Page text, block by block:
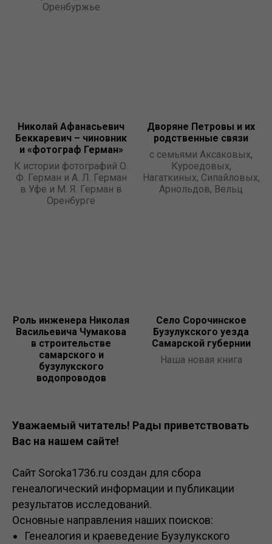
Оренбуржье
Николай Афанасьевич
Беккаревич – чиновник
и «фотограф Герман»
К истории фотографий О.
Ф. Герман и А. Л. Герман
в Уфе и М. Я. Герман в
Оренбурге
Дворяне Петровы и их
родственные связи
с семьями Аксаковых,
Куроедовых,
Нагаткиных, Сипайловых,
Арнольдов, Вельц
Роль инженера Николая
Васильевича Чумакова
в строительстве
самарского и
бузулукского
водопроводов
Село Сорочинское
Бузулукского уезда
Самарской губернии
Наша новая книга
Уважаемый читатель! Рады приветствовать
Вас на нашем сайте!
Сайт Soroka1736.ru создан для сбора
генеалогический информации и публикации
результатов исследований.
Основные направления наших поисков:
Генеалогия и краеведение Бузулукского